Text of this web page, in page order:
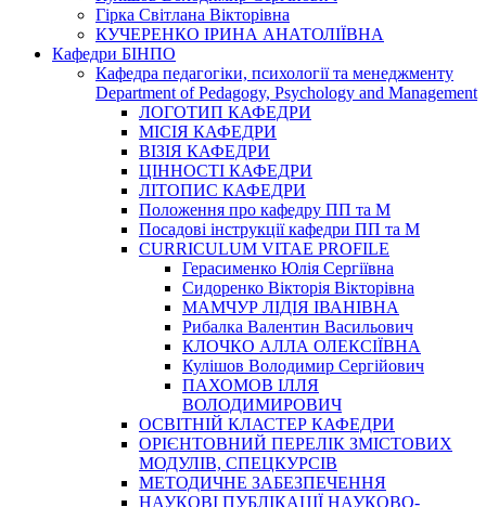
Гірка Світлана Вікторівна
КУЧЕРЕНКО ІРИНА АНАТОЛІЇВНА
Кафедри БІНПО
Кафедра педагогіки, психології та менеджменту
Department of Pedagogy, Psychology and Management
ЛОГОТИП КАФЕДРИ
МІСІЯ КАФЕДРИ
ВІЗІЯ КАФЕДРИ
ЦІННОСТІ КАФЕДРИ
ЛІТОПИС КАФЕДРИ
Положення про кафедру ПП та М
Посадові інструкції кафедри ПП та М
CURRICULUM VITAE PROFILE
Герасименко Юлія Сергіївна
Сидоренко Вікторія Вікторівна
МАМЧУР ЛІДІЯ ІВАНІВНА
Рибалка Валентин Васильович
КЛОЧКО АЛЛА ОЛЕКСІЇВНА
Кулішов Володимир Сергійович
ПАХОМОВ ІЛЛЯ
ВОЛОДИМИРОВИЧ
ОСВІТНІЙ КЛАСТЕР КАФЕДРИ
ОРІЄНТОВНИЙ ПЕРЕЛІК ЗМІСТОВИХ
МОДУЛІВ, СПЕЦКУРСІВ
МЕТОДИЧНЕ ЗАБЕЗПЕЧЕННЯ
НАУКОВІ ПУБЛІКАЦІЇ НАУКОВО-